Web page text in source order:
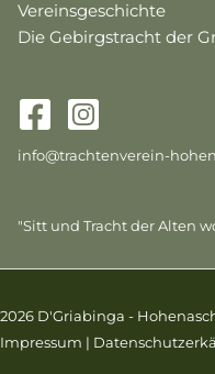
Vereinsgeschichte
Die Gebirgstracht der
info@trachtenverein-
"Sitt und Tracht der Alten
2026 D'Griabinga -
Impressum |